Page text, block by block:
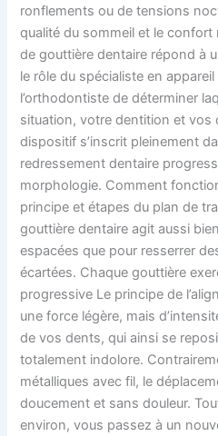
ronflements ou de tensions
qualité du sommeil et le
de gouttière dentaire répond à
le rôle du spécialiste en
l’orthodontiste de déterminer
situation, votre dentition et vos
dispositif s’inscrit pleinement
redressement dentaire
morphologie. Comment
principe et étapes du plan de
gouttière dentaire agit aussi
espacées que pour resserrer
écartées. Chaque gouttière
progressive Le principe de
une force légère, mais
de vos dents, qui ainsi se
totalement indolore.
métalliques avec fil, le
doucement et sans douleur.
environ, vous passez à un